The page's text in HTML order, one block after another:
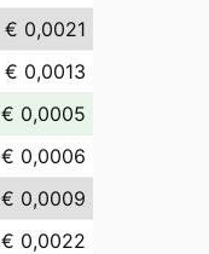
€ 0,0021
€ 0,0013
€ 0,0005
€ 0,0006
€ 0,0009
€ 0,0022